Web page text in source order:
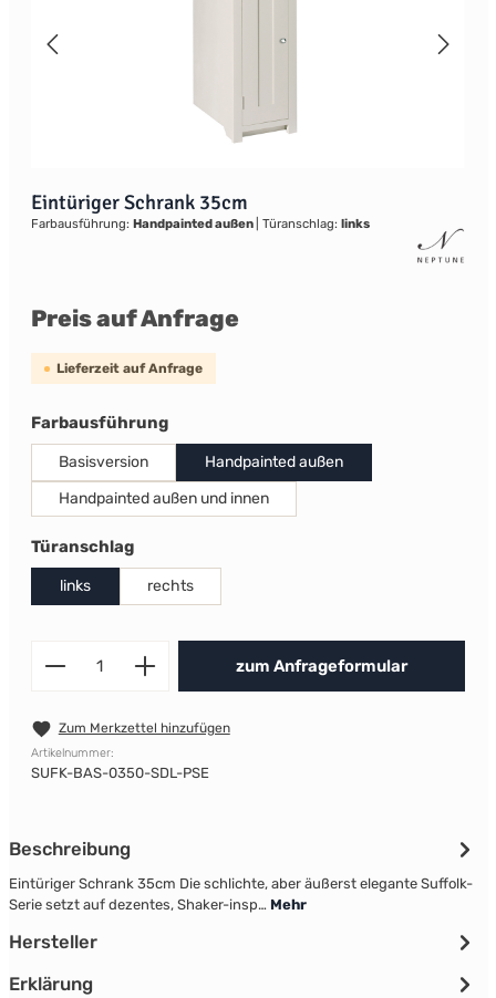
Eintüriger Schrank 35cm
Farbausführung: Handpainted außen Türanschlag: links
Preis auf Anfrage
Lieferzeit auf Anfrage
Farbausführungauswählen
Basisversion
Handpainted außen
Handpainted außen und innen
Türanschlagauswählen
links rechts
Produkt Anzahl: Gib den
zum Anfrageformular
Zum Merkzettel hinzufügen
Artikelnummer:
SUFK-BAS-0350-SDL-PSE
Beschreibung
Eintüriger Schrank 35cm Die schlichte, aber äußerst elegante Suffolk-
Serie setzt auf dezentes, Shaker-insp… Mehr
Hersteller
Erklärung